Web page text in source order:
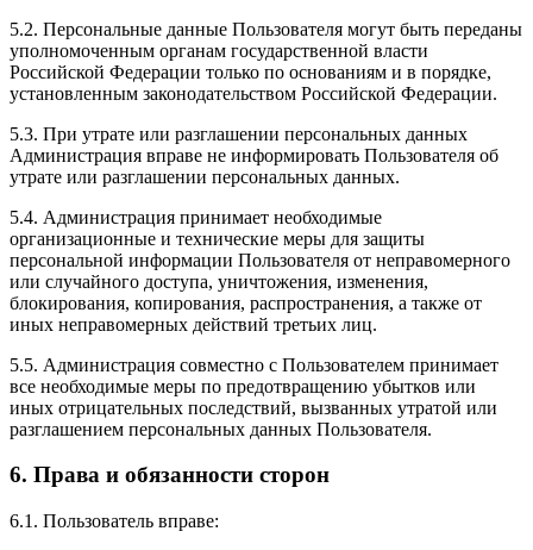
5.2. Персональные данные Пользователя могут быть переданы
уполномоченным органам государственной власти
Российской Федерации только по основаниям и в порядке,
установленным законодательством Российской Федерации.
5.3. При утрате или разглашении персональных данных
Администрация вправе не информировать Пользователя об
утрате или разглашении персональных данных.
5.4. Администрация принимает необходимые
организационные и технические меры для защиты
персональной информации Пользователя от неправомерного
или случайного доступа, уничтожения, изменения,
блокирования, копирования, распространения, а также от
иных неправомерных действий третьих лиц.
5.5. Администрация совместно с Пользователем принимает
все необходимые меры по предотвращению убытков или
иных отрицательных последствий, вызванных утратой или
разглашением персональных данных Пользователя.
6. Права и обязанности сторон
6.1. Пользователь вправе: